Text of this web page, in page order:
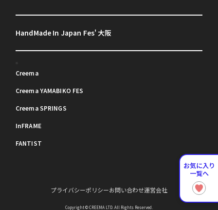
お気に入り
一覧へ
HandMade In Japan Fes' 大阪
Creema
Creema YAMABIKO FES
Creema SPRINGS
InFRAME
FANTIST
プライバシーポリシーお問い合わせ運営会社
Copyright © CREEMA LTD. All Rights Reserved.